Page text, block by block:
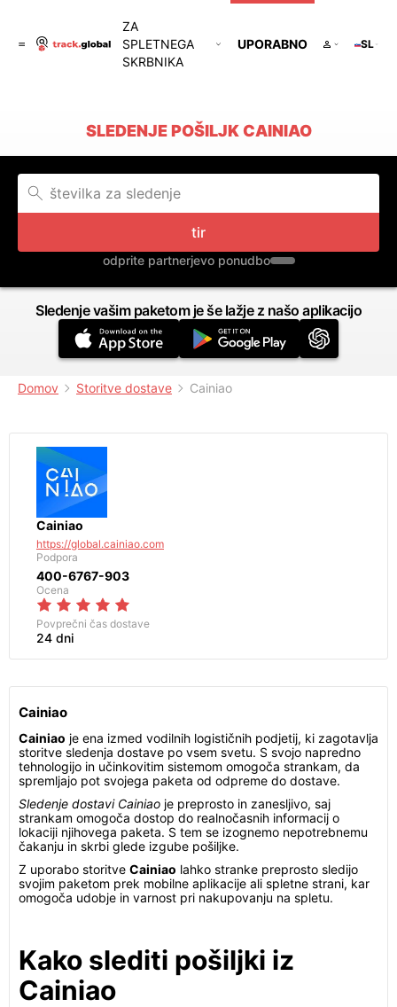
ZA
SPLETNEGA
SKRBNIKA
UPORABNO SL
SLEDENJE POŠILJK CAINIAO
tir
odprite partnerjevo ponudbo
Sledenje vašim paketom je še lažje z našo aplikacijo
Domov Storitve dostave Cainiao
Cainiao
https://global.cainiao.com
Podpora
400-6767-903
Ocena
Povprečni čas dostave
24 dni
Cainiao
Cainiao je ena izmed vodilnih logističnih podjetij, ki zagotavlja
storitve sledenja dostave po vsem svetu. S svojo napredno
tehnologijo in učinkovitim sistemom omogoča strankam, da
spremljajo pot svojega paketa od odpreme do dostave.
Sledenje dostavi Cainiao je preprosto in zanesljivo, saj
strankam omogoča dostop do realnočasnih informacij o
lokaciji njihovega paketa. S tem se izognemo nepotrebnemu
čakanju in skrbi glede izgube pošiljke.
Z uporabo storitve Cainiao lahko stranke preprosto sledijo
svojim paketom prek mobilne aplikacije ali spletne strani, kar
omogoča udobje in varnost pri nakupovanju na spletu.
Kako slediti pošiljki iz
Cainiao